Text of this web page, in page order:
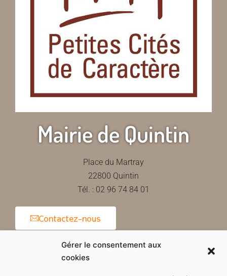
Gérer le consentement aux
cookies
Mairie de Quintin
Place du Martray
22800 Quintin
Tél. : 02 96 74 84 01
Contactez-nous